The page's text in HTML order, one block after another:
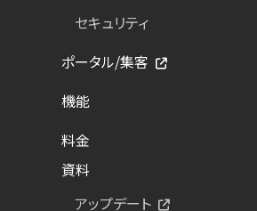
セキュリティ
ポータル/集客
機能
料金
資料
アップデート